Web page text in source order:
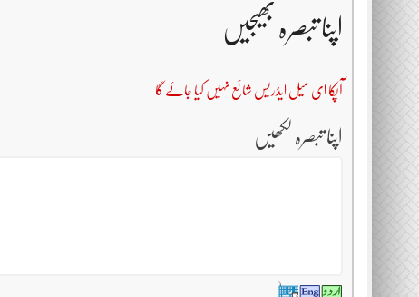
اپنا تبصرہ بھیجیں
آپکا ای میل ایڈریس شائع نہیں کیا جائے گا
اپنا تبصرہ لکھیں